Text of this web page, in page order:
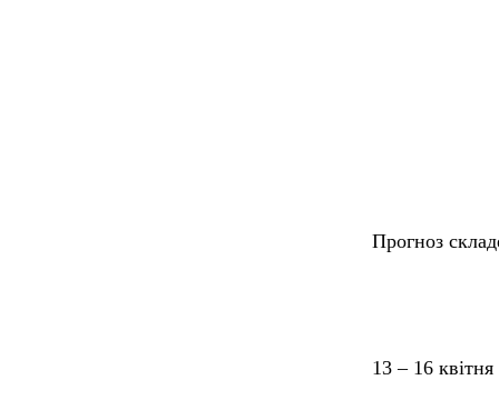
Прогноз
13 – 16